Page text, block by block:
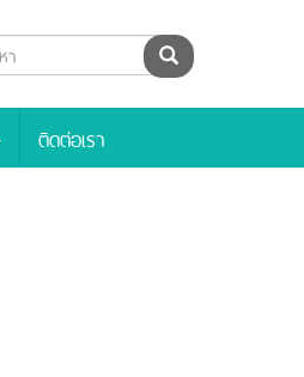
ค้นหา
ติดต่อเรา